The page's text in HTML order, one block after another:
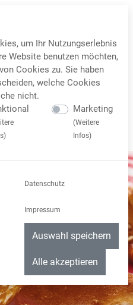
um Ihr Nutzungserlebnis
Website benutzen möchten,
Cookies zu. Sie haben
welche Cookies
nicht.
)
Marketing
(Weitere
Infos)
Datenschutz
Impressum
Auswahl speichern
Alle akzeptieren